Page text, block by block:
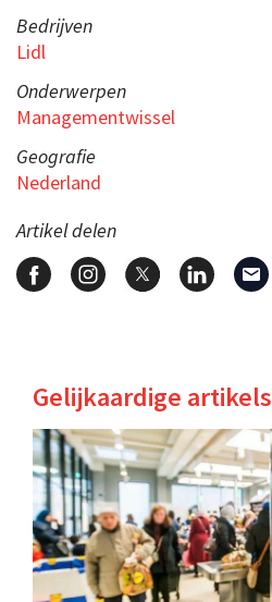
Bedrijven
Lidl
Onderwerpen
Managementwissel
Geografie
Nederland
Artikel delen
Gelijkaardige artikels